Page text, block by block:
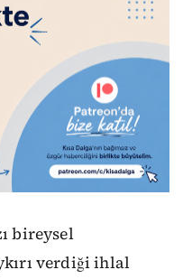
bireysel
verdiği ihlal